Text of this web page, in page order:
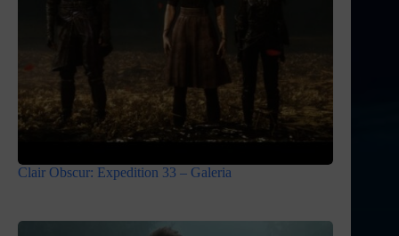
Clair Obscur: Expedition 33 – Galeria